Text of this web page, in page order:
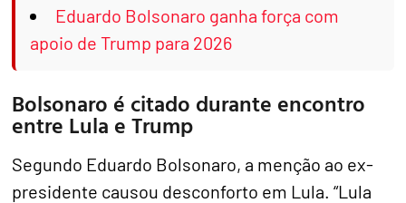
Eduardo Bolsonaro ganha força com
apoio de Trump para 2026
Bolsonaro é citado durante encontro
entre Lula e Trump
Segundo Eduardo Bolsonaro, a menção ao ex-
presidente causou desconforto em Lula. “Lula